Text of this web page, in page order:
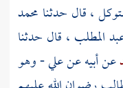
،قال حدثنا محمد
المطلب ، قال حدثنا
عن أبيه عنعلي - وهو